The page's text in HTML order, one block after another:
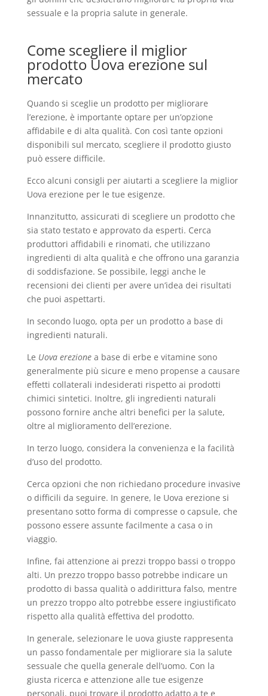
sessuale e la propria salute in generale.
Come scegliere il miglior
prodotto Uova erezione sul
mercato
Quando si sceglie un prodotto per migliorare
l’erezione, è importante optare per un’opzione
affidabile e di alta qualità. Con così tante opzioni
disponibili sul mercato, scegliere il prodotto giusto
può essere difficile.
Ecco alcuni consigli per aiutarti a scegliere la miglior
Uova erezione per le tue esigenze.
Innanzitutto, assicurati di scegliere un prodotto che
sia stato testato e approvato da esperti. Cerca
produttori affidabili e rinomati, che utilizzano
ingredienti di alta qualità e che offrono una garanzia
di soddisfazione. Se possibile, leggi anche le
recensioni dei clienti per avere un’idea dei risultati
che puoi aspettarti.
In secondo luogo, opta per un prodotto a base di
ingredienti naturali.
Le Uova erezionea base di erbe e vitamine sono
generalmente più sicure e meno propense a causare
effetti collaterali indesiderati rispetto ai prodotti
chimici sintetici. Inoltre, gli ingredienti naturali
possono fornire anche altri benefici per la salute,
oltre al miglioramento dell’erezione.
In terzo luogo, considera la convenienza e la facilità
d’uso del prodotto.
Cerca opzioni che non richiedano procedure invasive
o difficili da seguire. In genere, le Uova erezione si
presentano sotto forma di compresse o capsule, che
possono essere assunte facilmente a casa o in
viaggio.
Infine, fai attenzione ai prezzi troppo bassi o troppo
alti. Un prezzo troppo basso potrebbe indicare un
prodotto di bassa qualità o addirittura falso, mentre
un prezzo troppo alto potrebbe essere ingiustificato
rispetto alla qualità effettiva del prodotto.
In generale, selezionare le uova giuste rappresenta
un passo fondamentale per migliorare sia la salute
sessuale che quella generale dell’uomo. Con la
giusta ricerca e attenzione alle tue esigenze
personali, puoi trovare il prodotto adatto a te e